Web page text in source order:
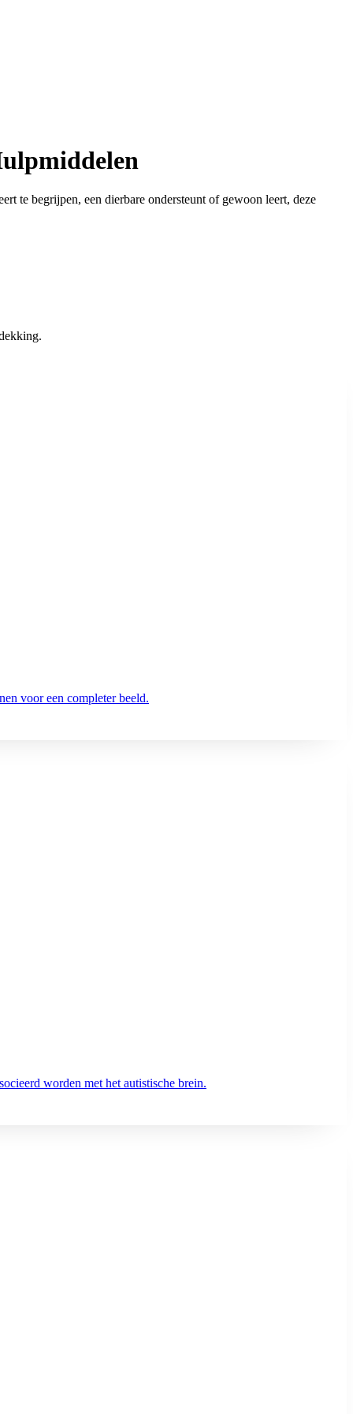
te begrijpen, een dierbare ondersteunt of gewoon leert, deze
voor een completer beeld.
worden met het autistische brein.